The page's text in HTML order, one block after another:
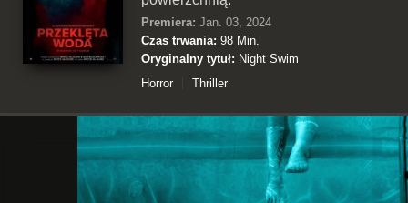
Premiera: Jan. 03, 2024
Czas trwania: 98 Min.
Oryginalny tytuł: Night Swim
Horror
Thriller